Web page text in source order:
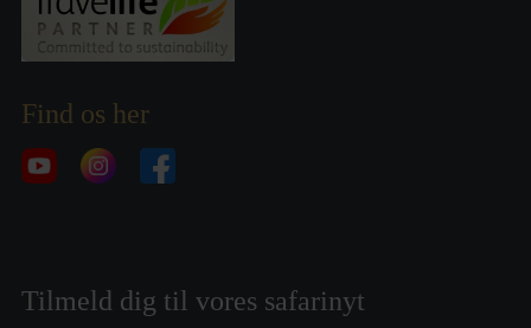
Find os her
Tilmeld dig til vores safarinyt